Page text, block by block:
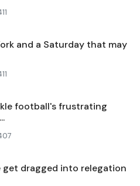
and a Saturday that may
football's frustrating
get dragged into relegation